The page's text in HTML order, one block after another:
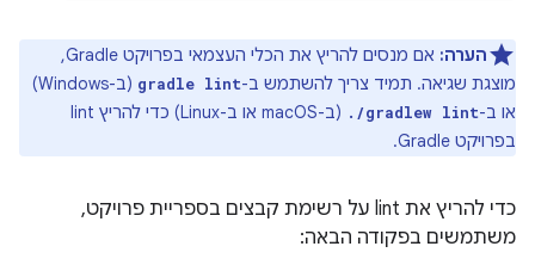
הערה:
אם מנסים להריץ את הכלי העצמאי בפרויקט Gradle,
מוצגת שגיאה. תמיד צריך להשתמש ב-gradle lint
(ב-Windows)
או ב-./gradlew lint
(ב-macOS או ב-Linux) כדי להריץ lint
בפרויקט Gradle.
כדי להריץ את lint על רשימת קבצים בספריית פרויקט,
משתמשים בפקודה הבאה: